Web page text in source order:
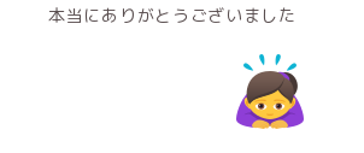
本当にありがとうございました